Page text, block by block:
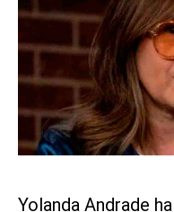
Yolanda Andrade